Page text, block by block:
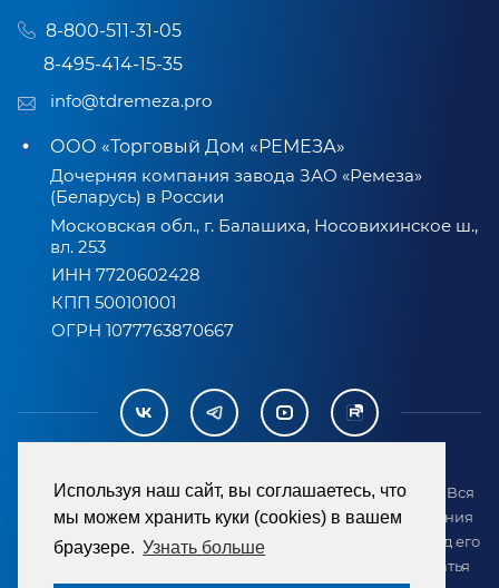
Используя наш сайт, вы соглашаетесь, что
мы можем хранить куки (cookies) в вашем
браузере. Узнать больше
8-800-511-31-05
8-495-414-15-35
info@tdremeza.pro
ООО «Торговый Дом «РЕМЕЗА»
Дочерняя компания завода ЗАО «Ремеза»
(Беларусь) в России
Московская обл., г. Балашиха, Носовихинское ш.,
вл. 253
ИНН 7720602428
КПП 500101001
ОГРН 1077763870667
2007-2026 © ООО «ТД «РЕМЕЗА». Все права защищены. Вся
информация на сайте размещена в целях предоставления
возможности покупателю ознакомиться с товаром перед его
приобретением и не является публичной офертой (статья